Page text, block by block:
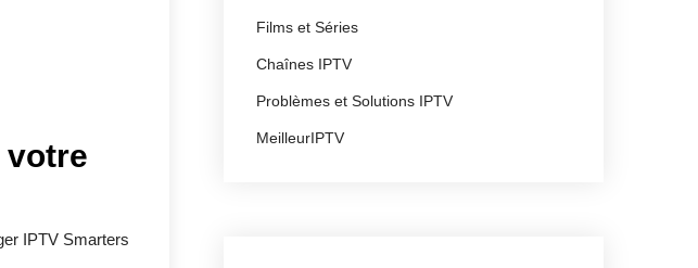
votre
IPTV Smarters
Films et Séries
Chaînes IPTV
Problèmes et Solutions IPTV
MeilleurIPTV